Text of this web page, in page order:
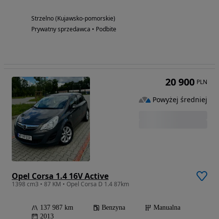
Strzelno (Kujawsko-pomorskie)
Prywatny sprzedawca • Podbite
Opel Corsa 1.4 16V Active
1398 cm3 • 87 KM • Opel Corsa D 1.4 87km
137 987 km Benzyna
Manualna
2013
20 900 PLN
Powyżej średniej